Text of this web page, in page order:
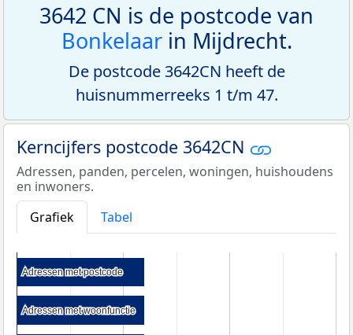
3642 CN is de postcode van
Bonkelaarin Mijdrecht.
De postcode 3642CN heeft de
huisnummerreeks 1 t/m 47.
Kerncijfers postcode 3642CN
Adressen, panden, percelen, woningen, huishoudens
en inwoners.
Grafiek
Tabel
Adressen met postcode
Adressen met postcode
Adressen met woonfunctie
Adressen met woonfunctie